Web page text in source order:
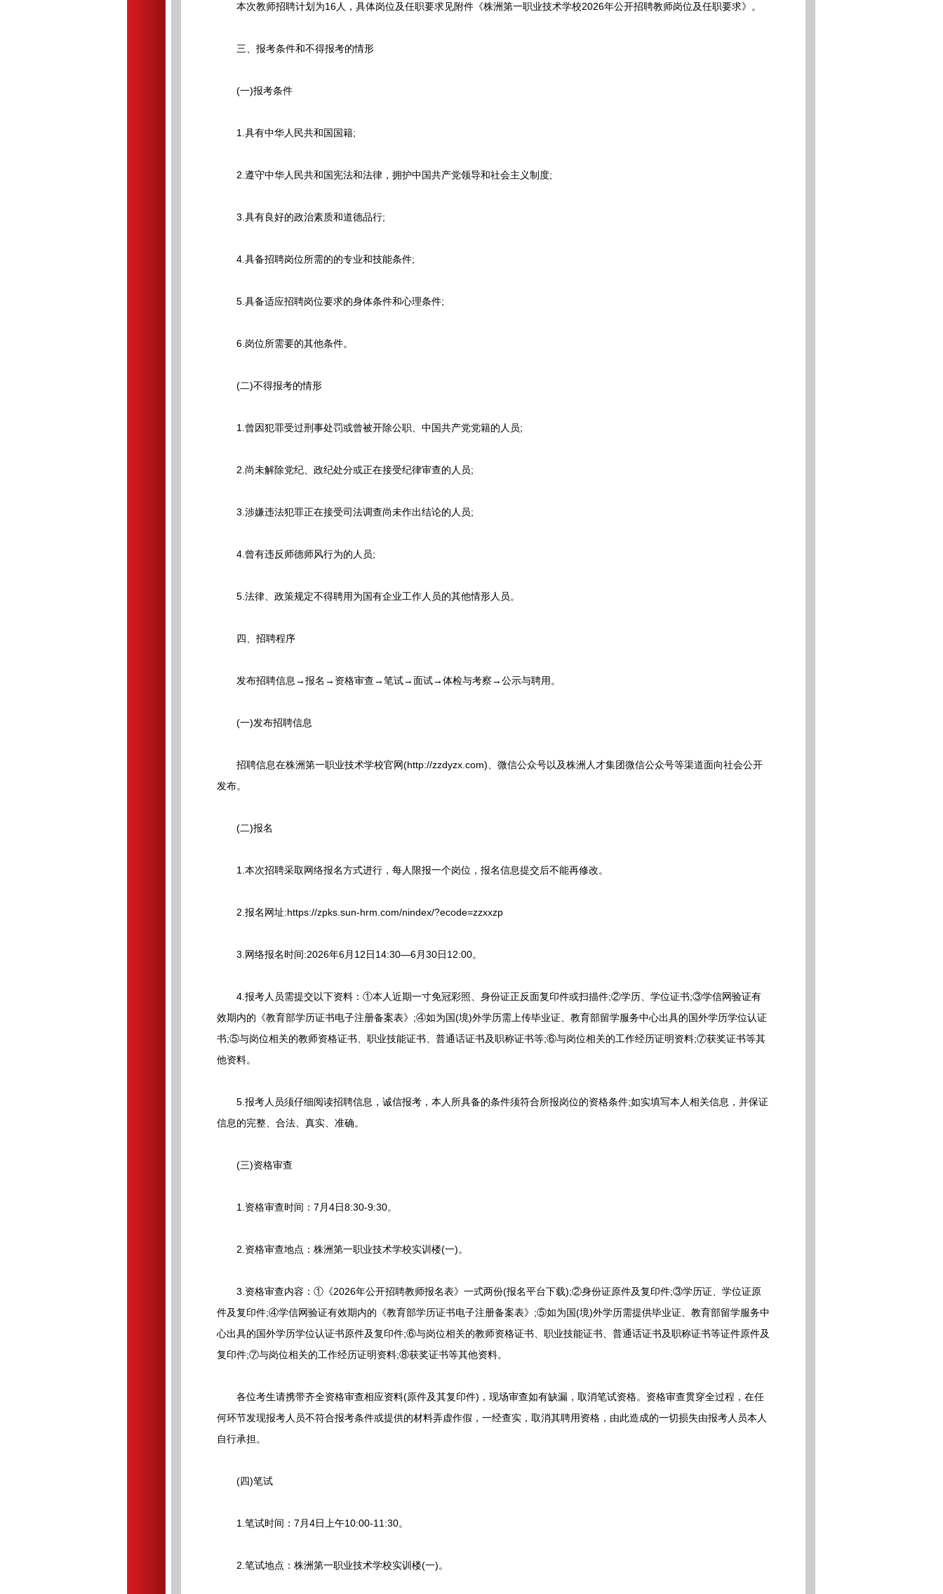
本次教师招聘计划为16人，具体岗位及任职要求见附件《株洲第一职业技术学校2026年公开招聘教师岗位及任职要求》。
三、报考条件和不得报考的情形
(一)报考条件
1.具有中华人民共和国国籍;
2.遵守中华人民共和国宪法和法律，拥护中国共产党领导和社会主义制度;
3.具有良好的政治素质和道德品行;
4.具备招聘岗位所需的的专业和技能条件;
5.具备适应招聘岗位要求的身体条件和心理条件;
6.岗位所需要的其他条件。
(二)不得报考的情形
1.曾因犯罪受过刑事处罚或曾被开除公职、中国共产党党籍的人员;
2.尚未解除党纪、政纪处分或正在接受纪律审查的人员;
3.涉嫌违法犯罪正在接受司法调查尚未作出结论的人员;
4.曾有违反师德师风行为的人员;
5.法律、政策规定不得聘用为国有企业工作人员的其他情形人员。
四、招聘程序
发布招聘信息→报名→资格审查→笔试→面试→体检与考察→公示与聘用。
(一)发布招聘信息
招聘信息在株洲第一职业技术学校官网(http://zzdyzx.com)、微信公众号以及株洲人才集团微信公众号等渠道面向社会公开
发布。
(二)报名
1.本次招聘采取网络报名方式进行，每人限报一个岗位，报名信息提交后不能再修改。
2.报名网址:https://zpks.sun-hrm.com/nindex/?ecode=zzxxzp
3.网络报名时间:2026年6月12日14:30—6月30日12:00。
4.报考人员需提交以下资料：①本人近期一寸免冠彩照、身份证正反面复印件或扫描件;②学历、学位证书;③学信网验证有
效期内的《教育部学历证书电子注册备案表》;④如为国(境)外学历需上传毕业证、教育部留学服务中心出具的国外学历学位认证
书;⑤与岗位相关的教师资格证书、职业技能证书、普通话证书及职称证书等;⑥与岗位相关的工作经历证明资料;⑦获奖证书等其
他资料。
5.报考人员须仔细阅读招聘信息，诚信报考，本人所具备的条件须符合所报岗位的资格条件;如实填写本人相关信息，并保证
信息的完整、合法、真实、准确。
(三)资格审查
1.资格审查时间：7月4日8:30-9:30。
2.资格审查地点：株洲第一职业技术学校实训楼(一)。
3.资格审查内容：①《2026年公开招聘教师报名表》一式两份(报名平台下载);②身份证原件及复印件;③学历证、学位证原
件及复印件;④学信网验证有效期内的《教育部学历证书电子注册备案表》;⑤如为国(境)外学历需提供毕业证、教育部留学服务中
心出具的国外学历学位认证书原件及复印件;⑥与岗位相关的教师资格证书、职业技能证书、普通话证书及职称证书等证件原件及
复印件;⑦与岗位相关的工作经历证明资料;⑧获奖证书等其他资料。
各位考生请携带齐全资格审查相应资料(原件及其复印件)，现场审查如有缺漏，取消笔试资格。资格审查贯穿全过程，在任
何环节发现报考人员不符合报考条件或提供的材料弄虚作假，一经查实，取消其聘用资格，由此造成的一切损失由报考人员本人
自行承担。
(四)笔试
1.笔试时间：7月4日上午10:00-11:30。
2.笔试地点：株洲第一职业技术学校实训楼(一)。